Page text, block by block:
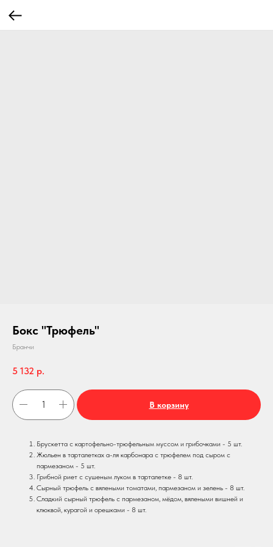
Бокс "Трюфель"
Бранчи
5 132 р.
В корзину
Брускетта с картофельно-трюфельным муссом и грибочками - 5 шт.
Жюльен в тарталетках а-ля карбонара с трюфелем под сыром с
пармезаном - 5 шт.
Грибной риет с сушеным луком в тарталетке - 8 шт.
Сырный трюфель с вялеными томатами, пармезаном и зелень - 8 шт.
Сладкий сырный трюфель с пармезаном, мёдом, вялеными вишней и
клюквой, курагой и орешками - 8 шт.